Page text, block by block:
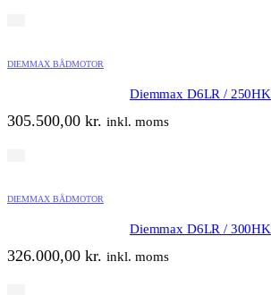
DIEMMAX BÅDMOTOR
Diemmax D6LR / 250HK
305.500,00 kr. inkl. moms
DIEMMAX BÅDMOTOR
Diemmax D6LR / 300HK
326.000,00 kr. inkl. moms